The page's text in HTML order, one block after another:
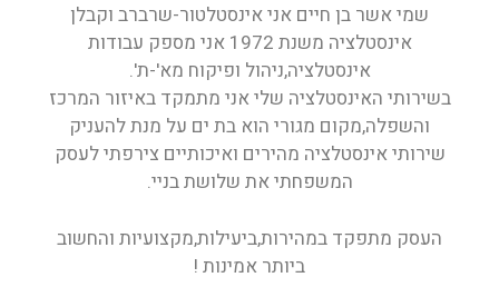
שמי אשר בן חיים אני אינסטלטור-שרברב וקבלן
אינסטלציה משנת 1972 אני מספק עבודות
אינסטלציה,ניהול ופיקוח מא'-ת'.
בשירותי האינסטלציה שלי אני מתמקד באיזור המרכז
והשפלה,מקום מגורי הוא בת ים על מנת להעניק
שירותי אינסטלציה מהירים ואיכותיים צירפתי לעסק
המשפחתי את שלושת בניי.
העסק מתפקד במהירות,ביעילות,מקצועיות והחשוב
ביותר אמינות !